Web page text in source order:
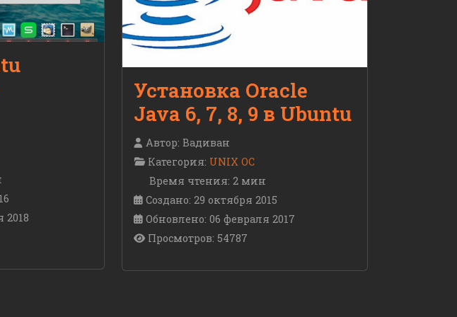
2018
Установка Oracle
Java 6, 7, 8, 9 в Ubuntu
Автор: Вадиван
Категория: UNIX ОС
Время чтения: 2 мин
Создано: 29 октября 2015
Обновлено: 06 февраля 2017
Просмотров: 54787